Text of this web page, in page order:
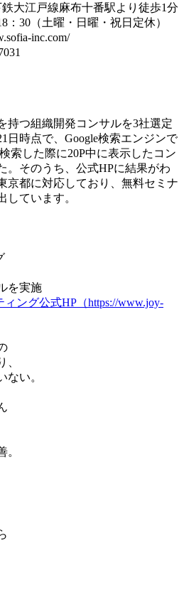
大江戸線麻布十番駅より徒歩1分
：30（土曜・日曜・祝日定休）
inc.com/
持つ組織開発コンサルを3社選定
日時点で、Google検索エンジンで
索した際に20P中に表示したコン
。そのうち、公式HPに結果がわ
京都に対応しており、無料セミナ
しています。
を実施
ング公式HP（https://www.joy-
、
ない。
。